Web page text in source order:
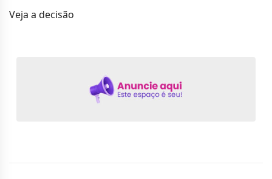
Veja a decisão